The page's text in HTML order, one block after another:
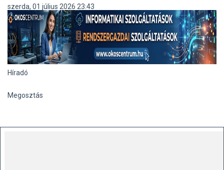
szerda, 01 július 2026 23:43
Híradó
Megosztás